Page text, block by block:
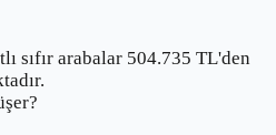
sıfır arabalar 504.735 TL'den